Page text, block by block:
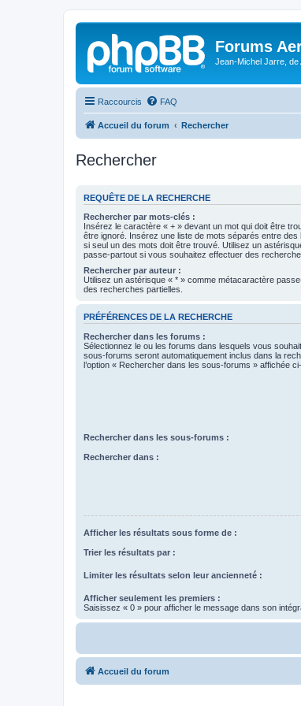
Forums
Jean-Michel Jarre, de
Raccourcis FAQ
Accueil du forum Rechercher
Rechercher
REQUÊTE DE LA RECHERCHE
Rechercher par mots-clés :
Insérez le caractère « + » devant un mot qui doit être
être ignoré. Insérez une liste de mots séparés entre
si seul un des mots doit être trouvé. Utilisez un
passe-partout si vous souhaitez effectuer des
Rechercher par auteur :
Utilisez un astérisque « * » comme métacaractère
des recherches partielles.
PRÉFÉRENCES DE LA RECHERCHE
Rechercher dans les forums :
Sélectionnez le ou les forums dans lesquels vous
sous-forums seront automatiquement inclus dans la
l’option « Rechercher dans les sous-forums » affichée
Rechercher dans les sous-forums :
Rechercher dans :
Afficher les résultats sous forme de :
Trier les résultats par :
Limiter les résultats selon leur ancienneté :
Afficher seulement les premiers :
Saisissez « 0 » pour afficher le message dans son
Accueil du forum